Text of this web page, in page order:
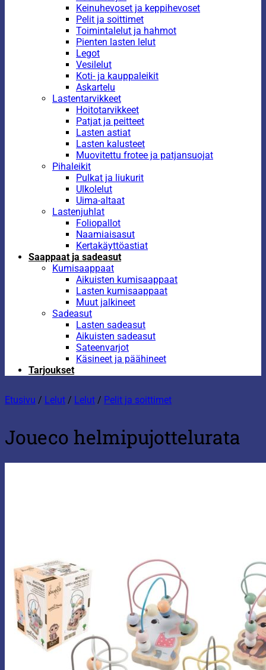
Keinuhevoset ja keppihevoset
Pelit ja soittimet
Toimintalelut ja hahmot
Pienten lasten lelut
Legot
Vesilelut
Koti- ja kauppaleikit
Askartelu
Lastentarvikkeet
Hoitotarvikkeet
Patjat ja peitteet
Lasten astiat
Lasten kalusteet
Muovitettu frotee ja patjansuojat
Pihaleikit
Pulkat ja liukurit
Ulkolelut
Uima-altaat
Lastenjuhlat
Foliopallot
Naamiaisasut
Kertakäyttöastiat
Saappaat ja sadeasut
Kumisaappaat
Aikuisten kumisaappaat
Lasten kumisaappaat
Muut jalkineet
Sadeasut
Lasten sadeasut
Aikuisten sadeasut
Sateenvarjot
Käsineet ja päähineet
Tarjoukset
Etusivu / Lelut / Lelut / Pelit ja soittimet
Joueco helmipujottelurata